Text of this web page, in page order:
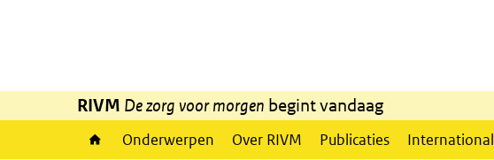
RIVM De zorg voor morgen begint vandaag
Onderwerpen Over RIVM Publicaties International